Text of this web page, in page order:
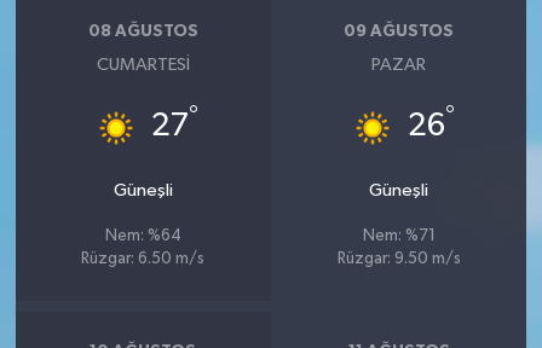
08 AĞUSTOS
CUMARTESI
27°
Güneşli
Nem: %64
Rüzgar: 6.50 m/s
09 AĞUSTOS
PAZAR
26°
Güneşli
Nem: %71
Rüzgar: 9.50 m/s